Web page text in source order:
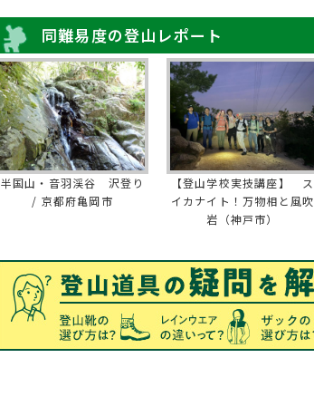
同難易度の登山レポート
半国山・音羽渓谷 沢登り
/ 京都府亀岡市
【登山学校実技講座】 ス
イカナイト！万物相と風吹
岩（神戸市）